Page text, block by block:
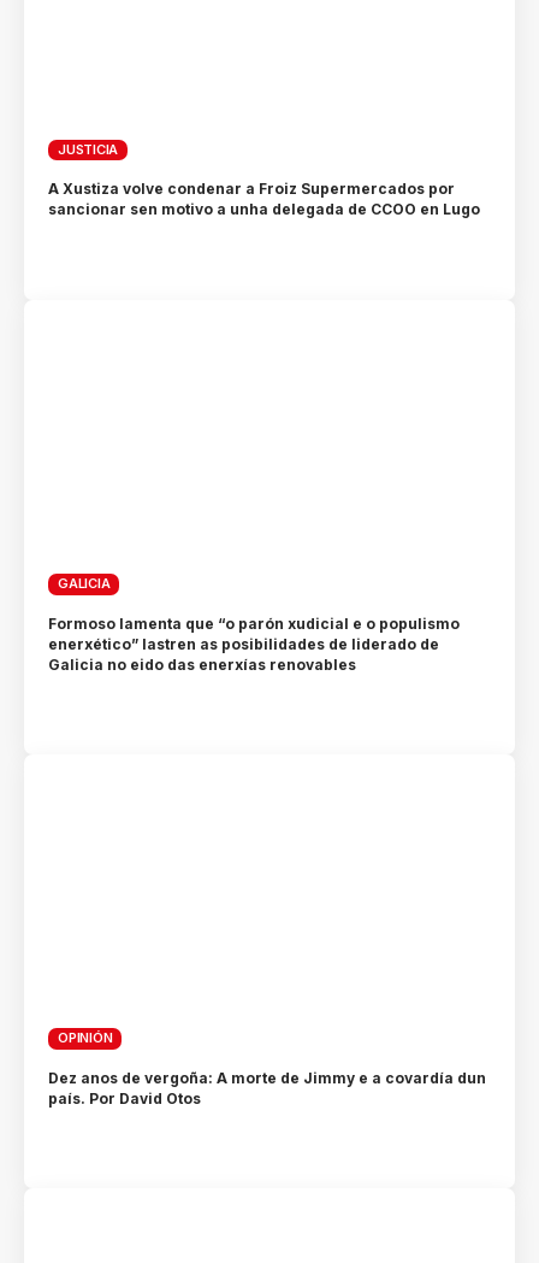
JUSTICIA
A Xustiza volve condenar a Froiz Supermercados por
sancionar sen motivo a unha delegada de CCOO en Lugo
GALICIA
Formoso lamenta que “o parón xudicial e o populismo
enerxético” lastren as posibilidades de liderado de
Galicia no eido das enerxías renovables
OPINIÓN
Dez anos de vergoña: A morte de Jimmy e a covardía dun
país. Por David Otos